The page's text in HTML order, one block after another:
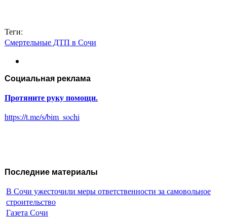
Теги:
Смертельные ДТП в Сочи
Социальная реклама
Протяните руку помощи.
https://t.me/s/bim_sochi
Последние материалы
В Сочи ужесточили меры ответственности за самовольное
строительство
Газета Сочи